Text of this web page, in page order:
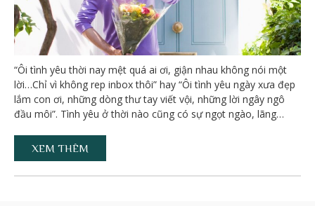
“Ôi tình yêu thời nay mệt quá ai ơi, giận nhau không nói một
lời…Chỉ vì không rep inbox thôi” hay “Ôi tình yêu ngày xưa đẹp
lắm con ơi, những dòng thư tay viết vội, những lời ngây ngô
đầu môi”. Tình yêu ở thời nào cũng có sự ngọt ngào, lãng…
XEM THÊM